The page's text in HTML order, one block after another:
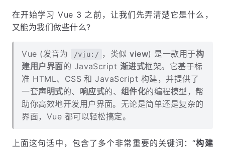
在开始学习 Vue 3 之前，让我们先弄清楚它是什么，
又能为我们做些什么?
Vue (发音为 /vjuː/ ，类似view) 是一款用于构
建用户界面的 JavaScript 渐进式框架。它基于标
准 HTML、CSS 和 JavaScript 构建，并提供了
一套声明式的、 响应式的、 组件化的编程模型，帮
助你高效地开发用户界面。无论是简单还是复杂的
界面，Vue 都可以轻松搞定。
上面这句话中，包含了多个非常重要的关键词：“构建